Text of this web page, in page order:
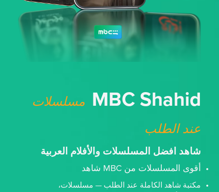
MBC Shahid مسلسلات
عند الطلب
شاهد افضل المسلسلات والأفلام العربية
أقوى المسلسلات من MBC شاهد
مكتبة شاهد الكاملة عند الطلب — مسلسلات،